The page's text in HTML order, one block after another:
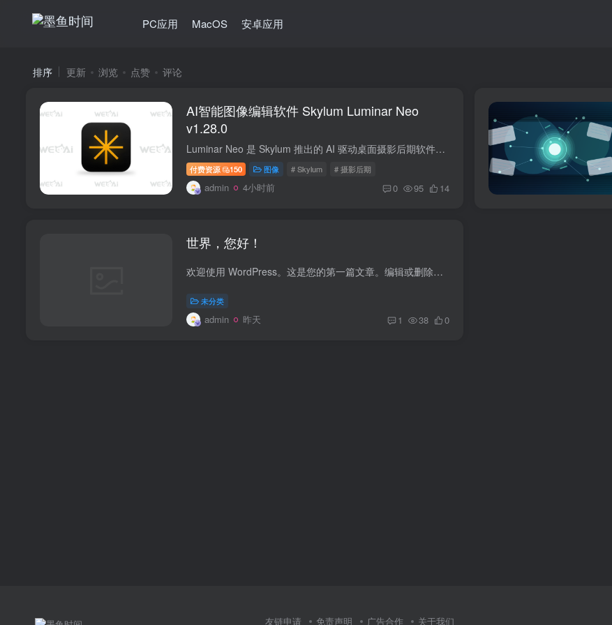
PC应用 MacOS 安卓应用
排序 更新 浏览 点赞 评论
AI智能图像编辑软件 Skylum Luminar Neo
v1.28.0
Luminar Neo 是 Skylum 推出的 AI 驱动桌面摄影后期软件，支持 Windows 与 macOS，可独立运行，也能作为 Lightroom、Photoshop 插件使用，采用买断制，无需订阅。
付费资源 150 图像 # Skylum # 摄影后期
admin 4小时前 0 95 14
世界，您好！
欢迎使用 WordPress。这是您的第一篇文章。编辑或删除它，然后开始写作吧！
未分类
admin 昨天 1 38 0
友链申请 免责声明 广告合作 关于我们